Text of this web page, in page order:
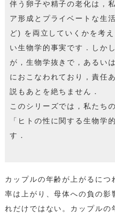
伴う卵子や精子の老化は，
ア形成とプライベートな生
ど) を両立していくかを考
い生物学的事実です．しか
が，生物学抜きで，あるい
におこなわれており，責任
説もあとを絶ちません．
このシリーズでは，私たち
「ヒトの性に関する生物学
す．
カップルの年齢が上がるにつ
率は上がり、母体への負の影
れだけではない。カップルの